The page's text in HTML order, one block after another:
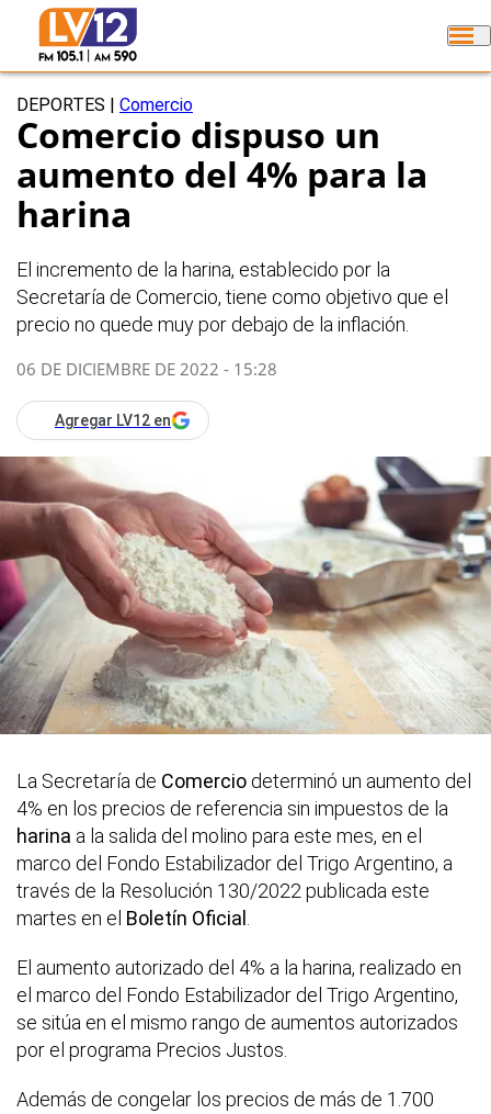
DEPORTES Comercio
Comercio dispuso un
aumento del 4% para la
harina
El incremento de la harina, establecido por la
Secretaría de Comercio, tiene como objetivo que el
precio no quede muy por debajo de la inflación.
06 DE DICIEMBRE DE 2022 - 15:28
Agregar LV12 en
La Secretaría de Comercio determinó un aumento del
4% en los precios de referencia sin impuestos de la
harina a la salida del molino para este mes, en el
marco del Fondo Estabilizador del Trigo Argentino, a
través de la Resolución 130/2022 publicada este
martes en el Boletín Oficial .
El aumento autorizado del 4% a la harina, realizado en
el marco del Fondo Estabilizador del Trigo Argentino,
se sitúa en el mismo rango de aumentos autorizados
por el programa Precios Justos.
Además de congelar los precios de más de 1.700